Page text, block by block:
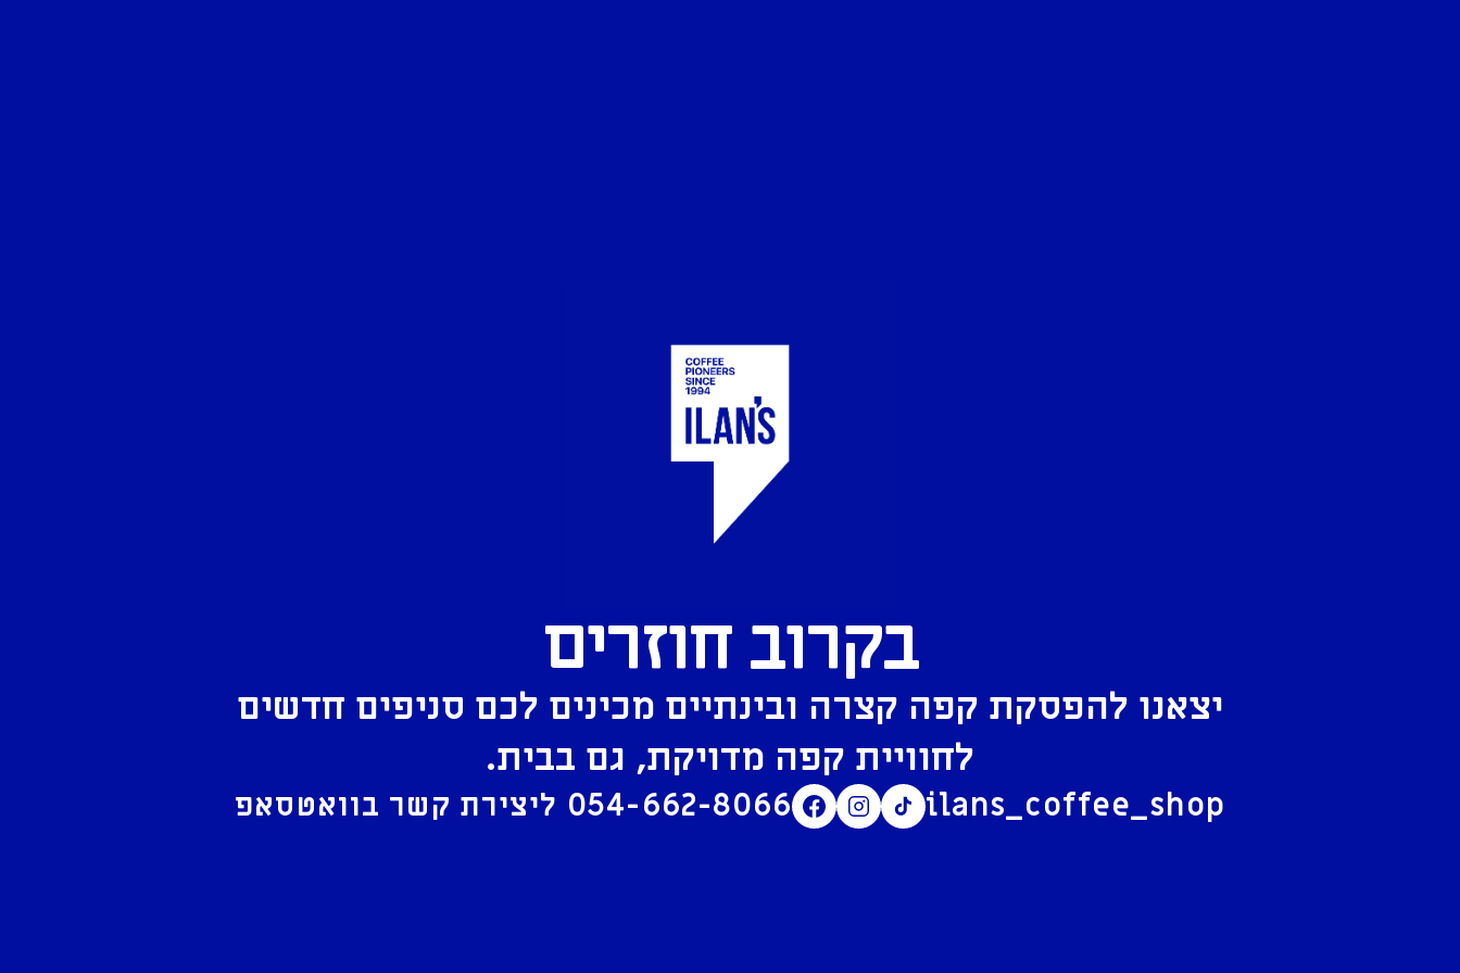
בקרוב חוזרים
יצאנו להפסקת קפה קצרה ובינתיים מכינים לכם סניפים חדשים
לחוויית קפה מדויקת, גם בבית.
054-662-8066 ilans_coffee_shop